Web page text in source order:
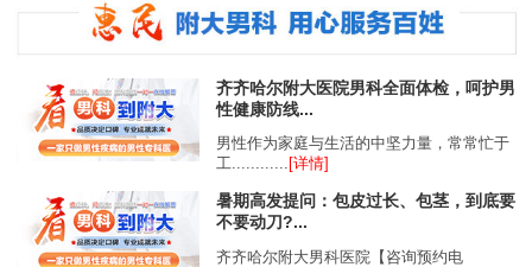
齐齐哈尔附大医院男科全面体检，呵护男
性健康防线...
男性作为家庭与生活的中坚力量，常常忙于
工............ [详情]
暑期高发提问：包皮过长、包茎，到底要
不要动刀?...
齐齐哈尔附大男科医院【咨询预约电